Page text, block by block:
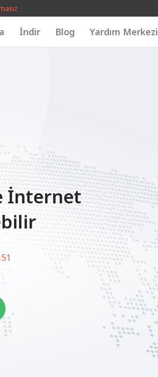
İndir Blog Yardım Merkezi
İnternet